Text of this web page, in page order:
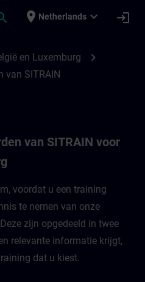
place Netherlands expand_more login
en Luxemburg chevron_right
van SITRAIN
van SITRAIN voor
voordat u een training
te nemen van onze
zijn opgedeeld in twee
relevante informatie krijgt,
dat u kiest.